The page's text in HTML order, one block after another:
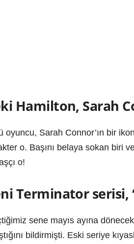
Hamilton, Sarah
oyuncu, Sarah Connor’ın bir
o. Başını belaya sokan biri
o!
Terminator
sene mayıs ayına
bildirmişti. Eski seriye